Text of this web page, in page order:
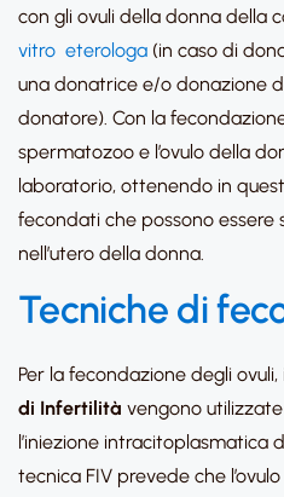
con gli ovuli della donna della
vitro eterologa (in caso di
una donatrice e/o donazione
donatore). Con la
spermatozoo e l’ovulo della
laboratorio, ottenendo in
fecondati che possono essere
nell’utero della donna.
Tecniche di
Per la fecondazione degli ovuli,
di Infertilità vengono
l’iniezione intracitoplasmatica
tecnica FIV prevede che